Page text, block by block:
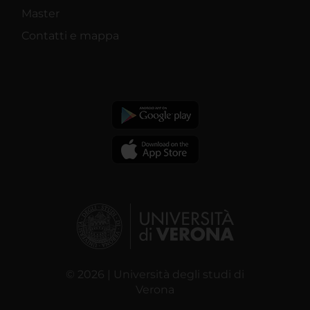
Master
Contatti e mappa
© 2026 | Università degli studi di
Verona